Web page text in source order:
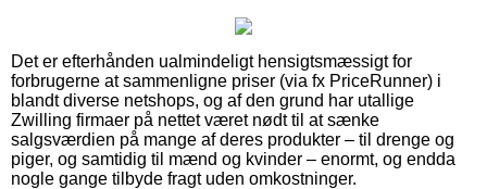
Det er efterhånden ualmindeligt hensigtsmæssigt for
forbrugerne at sammenligne priser (via fx PriceRunner) i
blandt diverse netshops, og af den grund har utallige
Zwilling firmaer på nettet været nødt til at sænke
salgsværdien på mange af deres produkter – til drenge og
piger, og samtidig til mænd og kvinder – enormt, og endda
nogle gange tilbyde fragt uden omkostninger.